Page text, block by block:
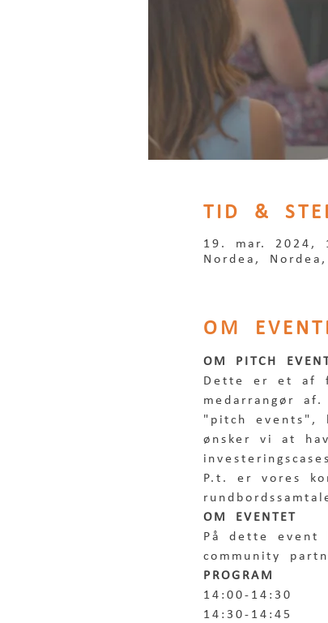
TID &
19. mar. 2024,
Nordea,
OM
OM PITCH
Dette er et af
medarrangør
"pitch events",
ønsker vi at
P.t. er vores
OM EVENTET
På dette event
community
PROGRAM
14:00-14:30
14:30-14:45